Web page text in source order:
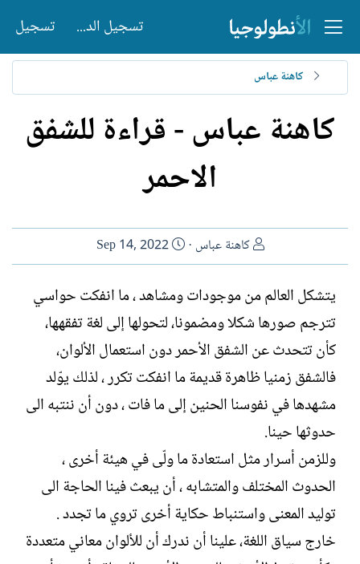
تسجيل الدخول تسجيل
كاهنة عباس
كاهنة عباس - قراءة للشفق
الاحمر
ا
ل
ا
ت
ب
كاهنة عباس
ت
ا
ي
خ
ل
إ
ش
ء
Sep 14, 2022
يتشكل العالم من موجودات ومشاهد ، ما انفكت حواسي
تترجم صورها شكلا ومضمونا، لتحولها إلى لغة تفقهها،
كأن تتحدث عن الشفق الأحمر دون استعمال الألوان،
فالشفق زمنيا ظاهرة قديمة ما انفكت تكرر ، لذلك يوّلد
مشهدها في نفوسنا الحنين إلى ما فات ، دون أن ننتبه الى
حدوثها حينا.
وللزمن أسرار مثل استعادة ما ولّى في هيئة أخرى ،
الحدوث المختلف والمتشابه ، أن يبعث فينا الحاجة الى
توليد المعنى واستنباط حكاية أخرى تروي ما تجدد .
خارج سياق اللغة، علينا أن ندرك أن للألوان معاني متعددة